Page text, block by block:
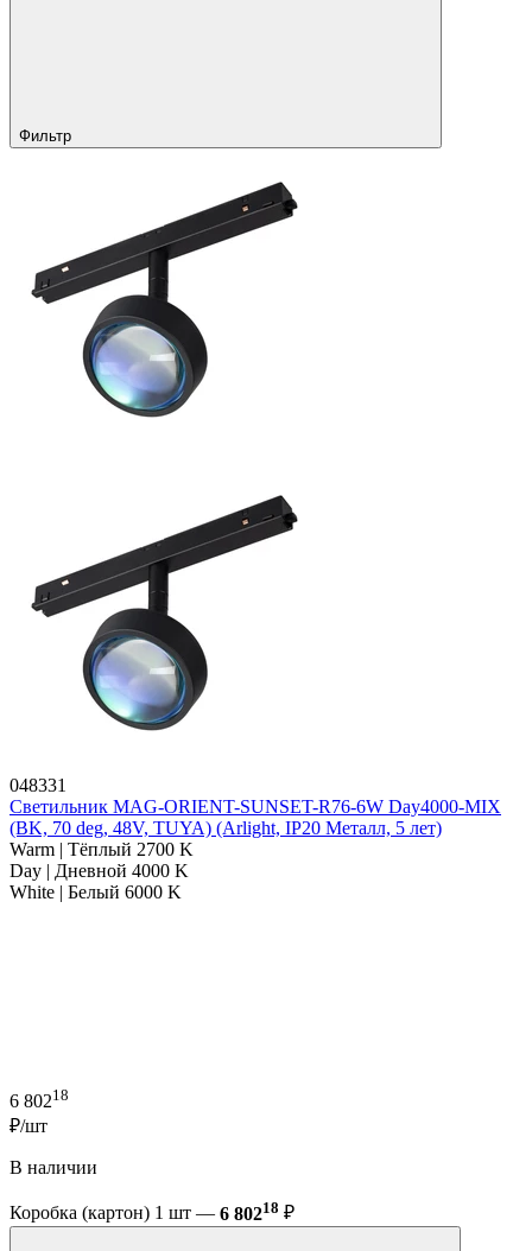
Фильтр
048331
Светильник MAG-ORIENT-SUNSET-R76-6W Day4000-MIX
(BK, 70 deg, 48V, TUYA) (Arlight, IP20 Металл, 5 лет)
Warm | Тёплый 2700 K
Day | Дневной 4000 K
White | Белый 6000 K
6 80218
₽/шт
В наличии
Коробка (картон) 1 шт — 6 80218 ₽